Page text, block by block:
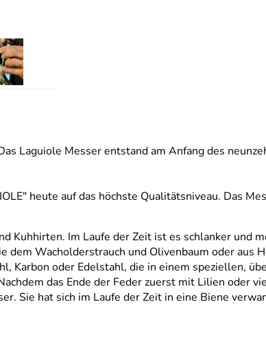
Laguiole Messer entstand am Anfang des
heute auf das höchste Qualitätsniveau. Das
Kuhhirten. Im Laufe der Zeit ist es schlanker und
Wacholderstrauch und Olivenbaum oder aus
Karbon oder Edelstahl, die in einem speziellen,
das Ende der Feder zuerst mit Lilien oder
Sie hat sich im Laufe der Zeit in eine Biene